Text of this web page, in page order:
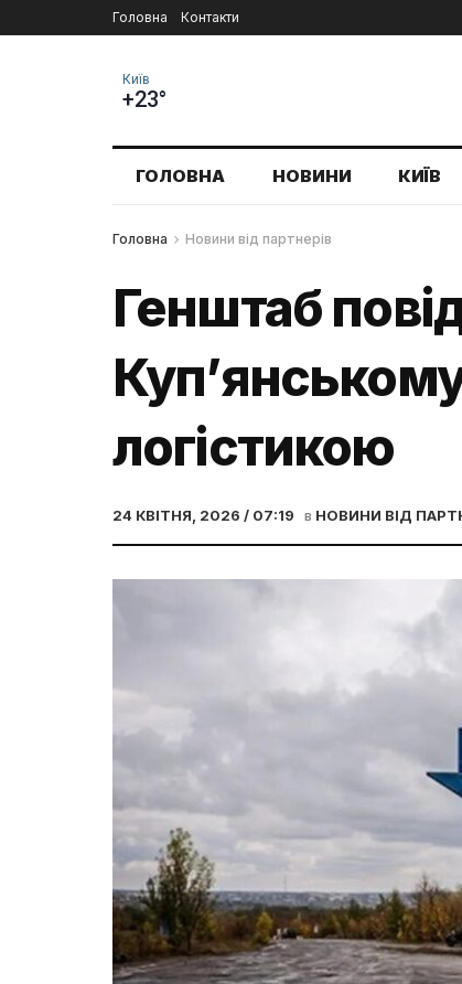
Головна Контакти
Київ
+23°
ГОЛОВНА НОВИНИ КИЇВ
Головна Новини від партнерів
Генштаб
логістикою
24 КВІТНЯ, 2026 / 07:19 в НОВИНИ ВІД